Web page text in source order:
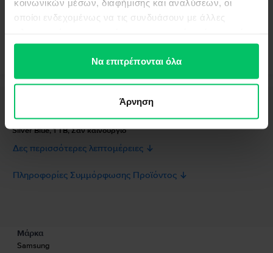
κοινωνικών μέσων, διαφήμισης και αναλύσεων, οι
οποίοι ενδεχομένως να τις συνδυάσουν με άλλες
έχουν συλλέξει σε σχέση με την από μέρους σας χρήση
των υπηρεσιών τους.Να επιτρέπονται όλα
Άρνηση
Κινητό τηλέφωνο Samsung Galaxy S25 Ultra 5G Dual Sim, Titanium
Silver Blue, 1 TB, Σαν καινούργιο
Δες περισσότερες λεπτομέρειες
Πληροφορίες Συμμόρφωσης Προϊόντος
Μάρκα
Samsung